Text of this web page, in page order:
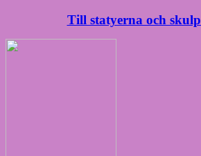
Till statyerna och